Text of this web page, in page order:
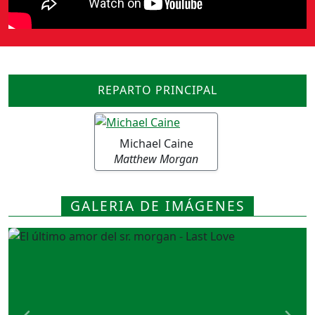
REPARTO PRINCIPAL
Michael Caine
Matthew Morgan
GALERIA DE IMÁGENES